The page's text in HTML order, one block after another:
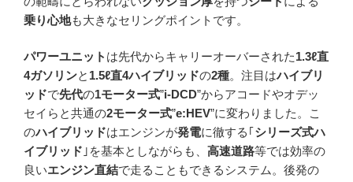
乗り心地も大きなセリングポイントです。
パワーユニット は先代からキャリーオーバーされた1.3ℓ直
4ガソリンと 1.5ℓ直4ハイブリッドの2種。注目はハイブリ
ッドで先代の1モーター式”i-DCD”からアコードやオデッ
セイらと共通の2モーター式”e:HEV”に変わりました。こ
のハイブリッドはエンジンが発電に徹する｢ シリーズ式ハ
イブリッド ｣を基本としながらも、 高速道路等では効率の
良いエンジン直結で走ることもできるシステム。後発の